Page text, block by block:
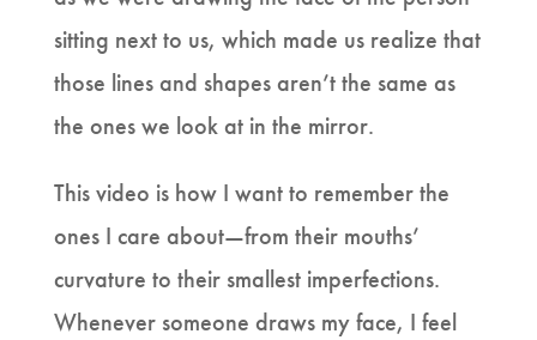
sitting next to us, which made us realize that
those lines and shapes aren’t the same as
the ones we look at in the mirror.
This video is how I want to remember the
ones I care about—from their mouths’
curvature to their smallest imperfections.
Whenever someone draws my face, I feel